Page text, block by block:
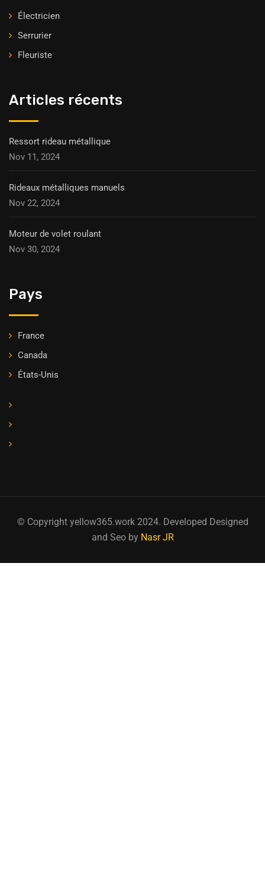
Électricien
Serrurier
Fleuriste
Articles récents
Ressort rideau métallique
Nov 11, 2024
Rideaux métalliques manuels
Nov 22, 2024
Moteur de volet roulant
Nov 30, 2024
Pays
France
Canada
États-Unis
© Copyright yellow365.work 2024. Developed Designed
and Seo by Nasr JR